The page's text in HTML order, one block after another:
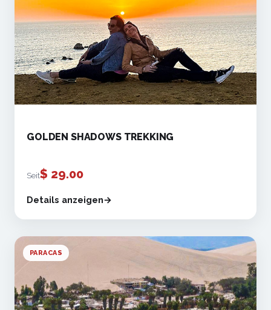
GOLDEN SHADOWS TREKKING
Seit$ 29.00
Details anzeigen
PARACAS